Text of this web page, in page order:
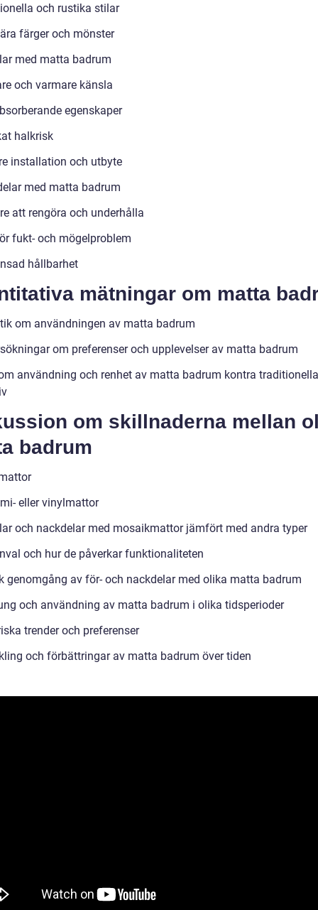
och rustika stilar
färger och mönster
med matta badrum
och varmare känsla
egenskaper
halkrisk
installation och utbyte
med matta badrum
att rengöra och underhålla
fukt- och mögelproblem
hållbarhet
mätningar om matta
om användningen av matta badrum
om preferenser och upplevelser av matta badrum
användning och renhet av matta badrum kontra traditionella
om skillnaderna mellan
badrum
eller vinylmattor
och nackdelar med mosaikmattor jämfört med andra typer
och hur de påverkar funktionaliteten
genomgång av för- och nackdelar med olika matta badrum
och användning av matta badrum i olika tidsperioder
trender och preferenser
och förbättringar av matta badrum över tiden